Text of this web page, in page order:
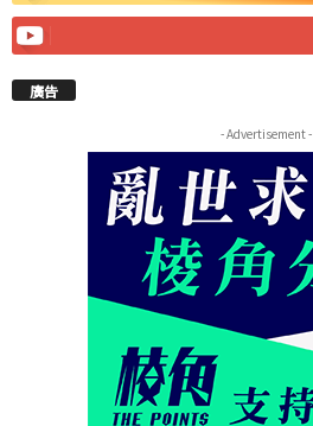
廣告
- Advertisement -